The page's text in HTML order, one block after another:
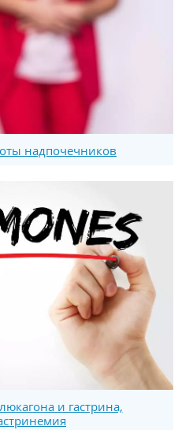
надпочечников
и гастрина,